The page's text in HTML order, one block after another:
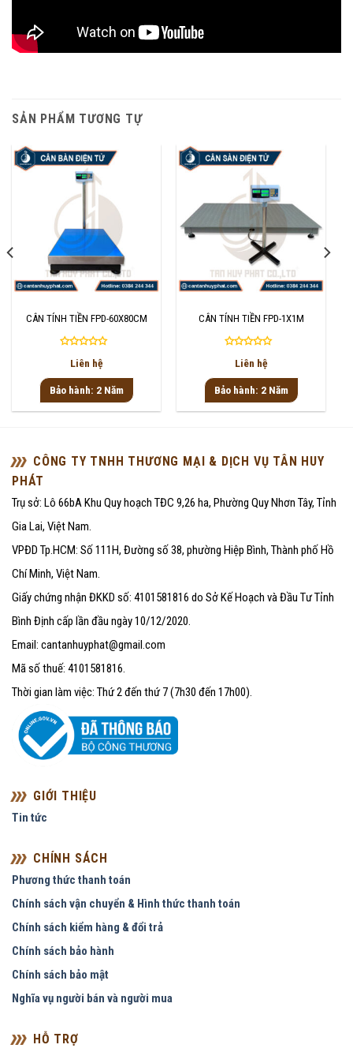
SẢN PHẨM TƯƠNG TỰ
CÂN TÍNH TIỀN FPD-60X80CM
Được
hạng
0
5
Liên hệ
Bảo hành: 2 Năm
CÂN TÍNH TIỀN FPD-1X1M
Được
hạng
0
5
Liên hệ
Bảo hành: 2 Năm
CÔNG TY TNHH THƯƠNG MẠI & DỊCH VỤ TÂN HUY
PHÁT
Trụ sở: Lô 66bA Khu Quy hoạch TĐC 9,26 ha, Phường Quy Nhơn Tây, Tỉnh
Gia Lai, Việt Nam.
VPĐD Tp.HCM: Số 111H, Đường số 38, phường Hiệp Bình, Thành phố Hồ
Chí Minh, Việt Nam.
Giấy chứng nhận ĐKKD số: 4101581816 do Sở Kế Hoạch và Đầu Tư Tỉnh
Bình Định cấp lần đầu ngày 10/12/2020.
Email: cantanhuyphat@gmail.com
Mã số thuế: 4101581816.
Thời gian làm việc: Thứ 2 đến thứ 7 (7h30 đến 17h00).
GIỚI THIỆU
Tin tức
CHÍNH SÁCH
Phương thức thanh toán
Chính sách vận chuyển & Hình thức thanh toán
Chính sách kiểm hàng & đổi trả
Chính sách bảo hành
Chính sách bảo mật
Nghĩa vụ người bán và người mua
HỖ TRỢ